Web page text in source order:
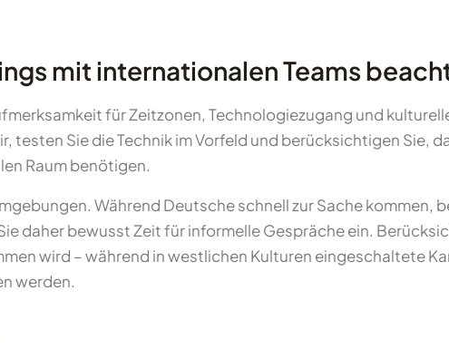
mit internationalen Teams
für Zeitzonen, Technologiezugang und
Sie die Technik im Vorfeld und berücksichtigen Sie,
Raum benötigen.
Während Deutsche schnell zur Sache kommen,
daher bewusst Zeit für informelle Gespräche ein.
wird – während in westlichen Kulturen eingeschaltete
werden.